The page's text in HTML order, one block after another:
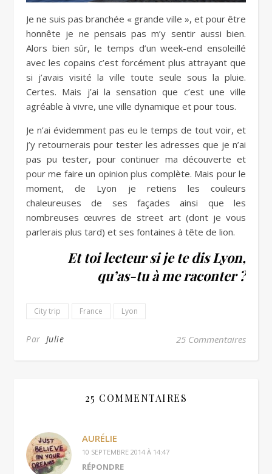
Je ne suis pas branchée « grande ville », et pour être
honnête je ne pensais pas m’y sentir aussi bien.
Alors bien sûr, le temps d’un week-end ensoleillé
avec les copains c’est forcément plus attrayant que
si j’avais visité la ville toute seule sous la pluie.
Certes. Mais j’ai la sensation que c’est une ville
agréable à vivre, une ville dynamique et pour tous.
Je n’ai évidemment pas eu le temps de tout voir, et
j’y retournerais pour tester les adresses que je n’ai
pas pu tester, pour continuer ma découverte et
pour me faire un opinion plus complète. Mais pour le
moment, de Lyon je retiens les couleurs
chaleureuses de ses façades ainsi que les
nombreuses œuvres de street art (dont je vous
parlerais plus tard) et ses fontaines à tête de lion.
Et toi lecteur si je te dis Lyon,
qu’as-tu à me raconter ?
City trip France Lyon
Par Julie 25 Commentaires
25 COMMENTAIRES
AURÉLIE
10 SEPTEMBRE 2014 À 14:47
RÉPONDRE